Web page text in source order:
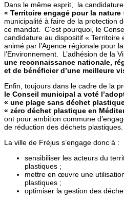
Dans le même esprit, la
« Territoire engagé pour la nature
municipalité à faire de la protection
ce mandat. C’est pourquoi, le
candidature au dispositif « Territoire
animé par l’Agence régionale pour
l’Environnement. L’adhésion de la
une reconnaissance nationale,
et de bénéficier d’une meilleure
Enfin, toujours dans le cadre de la
le Conseil municipal a voté
« une plage sans déchet
« zéro déchet plastique en
ont pour ambition commune
de réduction des déchets plastiques.
La ville de Fréjus s’engage donc à :
sensibiliser les acteurs du
plastiques ;
mettre en œuvre une
plastiques ;
optimiser la gestion des